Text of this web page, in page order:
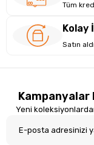
Tüm
Kolay
Satın
Kampanyalar
Yeni